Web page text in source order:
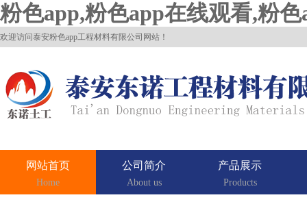
粉色app,粉色app在线观看,粉
欢迎访问泰安粉色app工程材料有限公司网站！
网站首页
Home
公司简介
About us
产品展示
Products